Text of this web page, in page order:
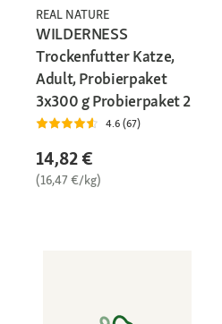
REAL NATURE
WILDERNESS
Trockenfutter Katze,
Adult, Probierpaket
3x300 g Probierpaket 2
4.6 (67)
14,82 €
(16,47 €/kg)